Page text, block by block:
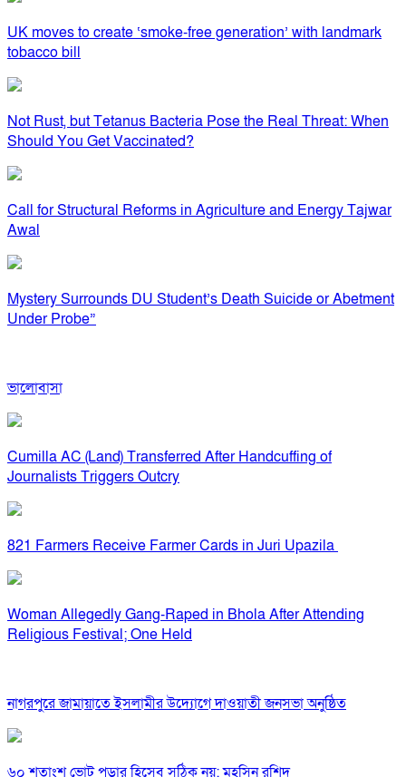
UK moves to create ‘smoke-free generation’ with landmark
tobacco bill
Not Rust, but Tetanus Bacteria Pose the Real Threat: When
Should You Get Vaccinated?
Call for Structural Reforms in Agriculture and Energy Tajwar
Awal
Mystery Surrounds DU Student’s Death Suicide or Abetment
Under Probe”
ভালোবাসা
Cumilla AC (Land) Transferred After Handcuffing of
Journalists Triggers Outcry
821 Farmers Receive Farmer Cards in Juri Upazila
Woman Allegedly Gang-Raped in Bhola After Attending
Religious Festival; One Held
নাগরপুরে জামায়াতে ইসলামীর উদ্যোগে দাওয়াতী জনসভা অনুষ্ঠিত
৬০ শতাংশ ভোট পড়ার হিসেব সঠিক নয়: মহসিন রশিদ